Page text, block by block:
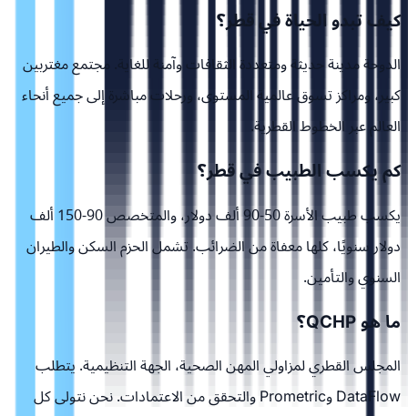
كيف تبدو الحياة في قطر؟
الدوحة مدينة حديثة ومتعددة الثقافات وآمنة للغاية. مجتمع مغتربين
كبير، ومراكز تسوق عالمية المستوى، ورحلات مباشرة إلى جميع أنحاء
العالم عبر الخطوط القطرية.
كم يكسب الطبيب في قطر؟
يكسب طبيب الأسرة 50-90 ألف دولار، والمتخصص 90-150 ألف
دولار سنويًا، كلها معفاة من الضرائب. تشمل الحزم السكن والطيران
السنوي والتأمين.
ما هو QCHP؟
المجلس القطري لمزاولي المهن الصحية، الجهة التنظيمية. يتطلب
DataFlow وPrometric والتحقق من الاعتمادات. نحن نتولى كل